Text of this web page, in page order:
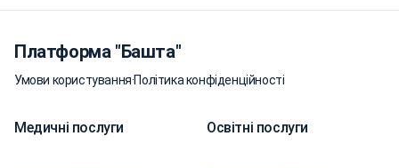
Платформа "Башта"
Умови користування·Політика конфіденційності
Медичні послуги Освітні послуги